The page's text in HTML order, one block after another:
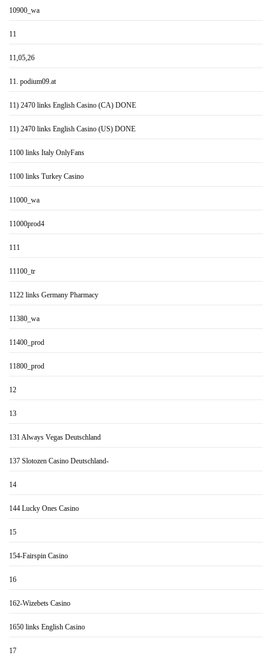
10900_wa
11
11,05,26
11. podium09.at
11) 2470 links English Casino (CA) DONE
11) 2470 links English Casino (US) DONE
1100 links Italy OnlyFans
1100 links Turkey Casino
11000_wa
11000prod4
111
11100_tr
1122 links Germany Pharmacy
11380_wa
11400_prod
11800_prod
12
13
131 Always Vegas Deutschland
137 Slotozen Casino Deutschland-
14
144 Lucky Ones Casino
15
154-Fairspin Casino
16
162-Wizebets Casino
1650 links English Casino
17